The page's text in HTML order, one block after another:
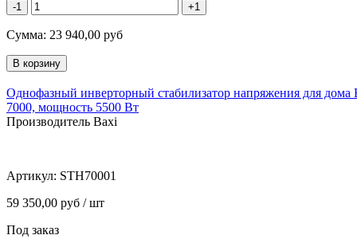
-1 +1
Сумма: 23 940,00 руб
Однофазный инверторный стабилизатор напряжения для
7000, мощность 5500 Вт
Производитель Baxi
Артикул: STH70001
59 350,00 руб / шт
Под заказ